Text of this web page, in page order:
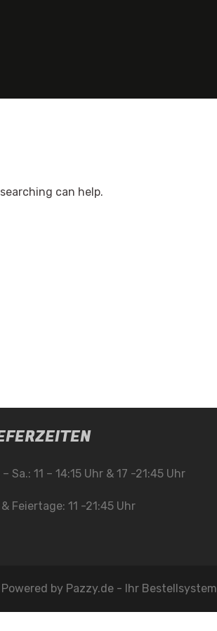
can help.
– Sa.: 11 – 14:15 Uhr & 17 -21:45 Uhr
Feiertage: 11 -21:45 Uhr
Powered by Pazzy.de - Ihr Bestellsystem